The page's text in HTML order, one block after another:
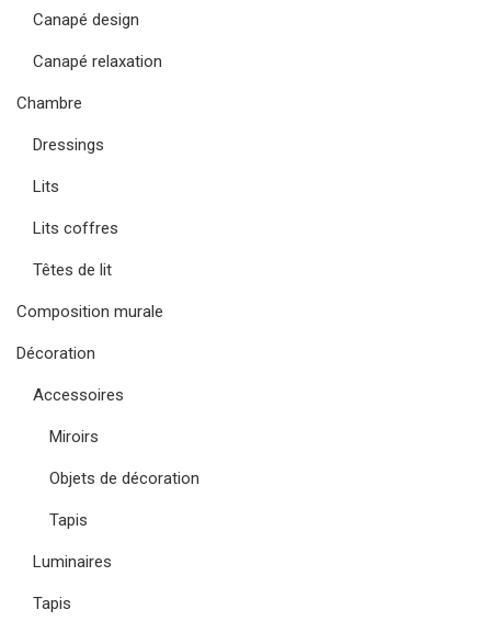
Canapé design
Canapé relaxation
Chambre
Dressings
Lits
Lits coffres
Têtes de lit
Composition murale
Décoration
Accessoires
Miroirs
Objets de décoration
Tapis
Luminaires
Tapis